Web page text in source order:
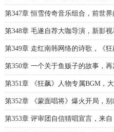
第347章 恒雪传奇音乐组合，前世
第348章 毛遂自荐大咖导演，新影视
第349章 走红南韩网络的诗歌，《
第350章 一个关于鱼贩子的故事，
第351章 《狂飙》人物专属BGM，
第352章 《蒙面唱将》爆火开局，
第353章 评审团自信猜唱宣言，来